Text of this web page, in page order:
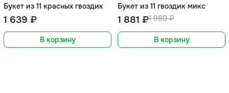
Букет из 11 красных гвоздик
1 639 ₽
В корзину
Букет из 11 гвоздик микс
1 980 ₽
1 881 ₽
В корзину